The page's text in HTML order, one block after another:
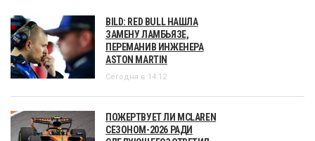
BILD: RED BULL НАШЛА
ЗАМЕНУ ЛАМБЬЯЗЕ,
ПЕРЕМАНИВ ИНЖЕНЕРА
ASTON MARTIN
Сегодня в 14:12
ПОЖЕРТВУЕТ ЛИ MCLAREN
СЕЗОНОМ-2026 РАДИ